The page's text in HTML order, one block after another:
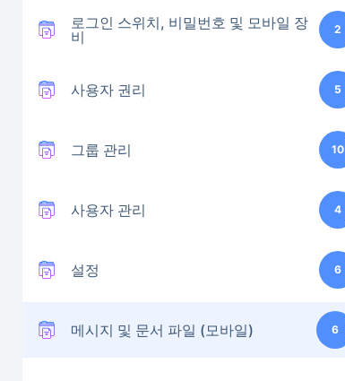
로그인 스위치, 비밀번호 및 모바일 장
비
2
사용자 권리 5
그룹 관리 10
사용자 관리 4
설정 6
메시지 및 문서 파일 (모바일) 6